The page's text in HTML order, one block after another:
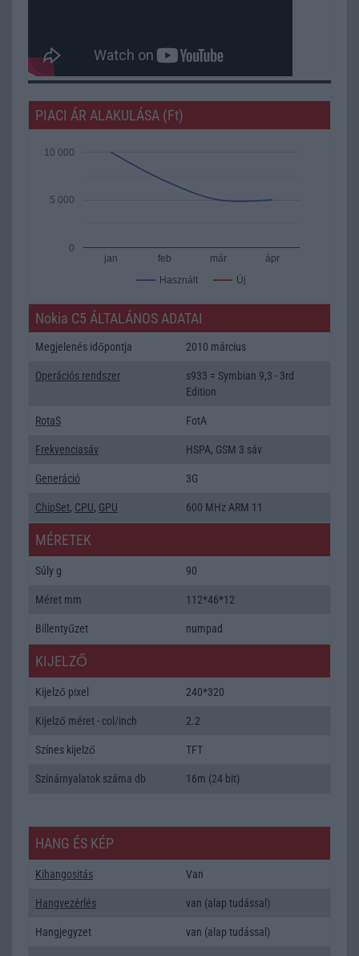
PIACI ÁR ALAKULÁSA (Ft)
Használt Új
jan feb már ápr
0
5 000
10 000
Nokia C5 ÁLTALÁNOS ADATAI
Megjelenés időpontja 2010 március
Operációs rendszer
s933 = Symbian 9,3 - 3rd
Edition
RotaS FotA
Frekvenciasáv HSPA, GSM 3 sáv
Generáció 3G
ChipSet, CPU, GPU 600 MHz ARM 11
MÉRETEK
Súly g 90
Méret mm 112*46*12
Billentyűzet numpad
KIJELZŐ
Kijelző pixel 240*320
Kijelző méret - col/inch 2.2
Színes kijelző TFT
Színárnyalatok száma db 16m (24 bit)
HANG ÉS KÉP
Kihangositás Van
Hangvezérlés van (alap tudással)
Hangjegyzet van (alap tudással)